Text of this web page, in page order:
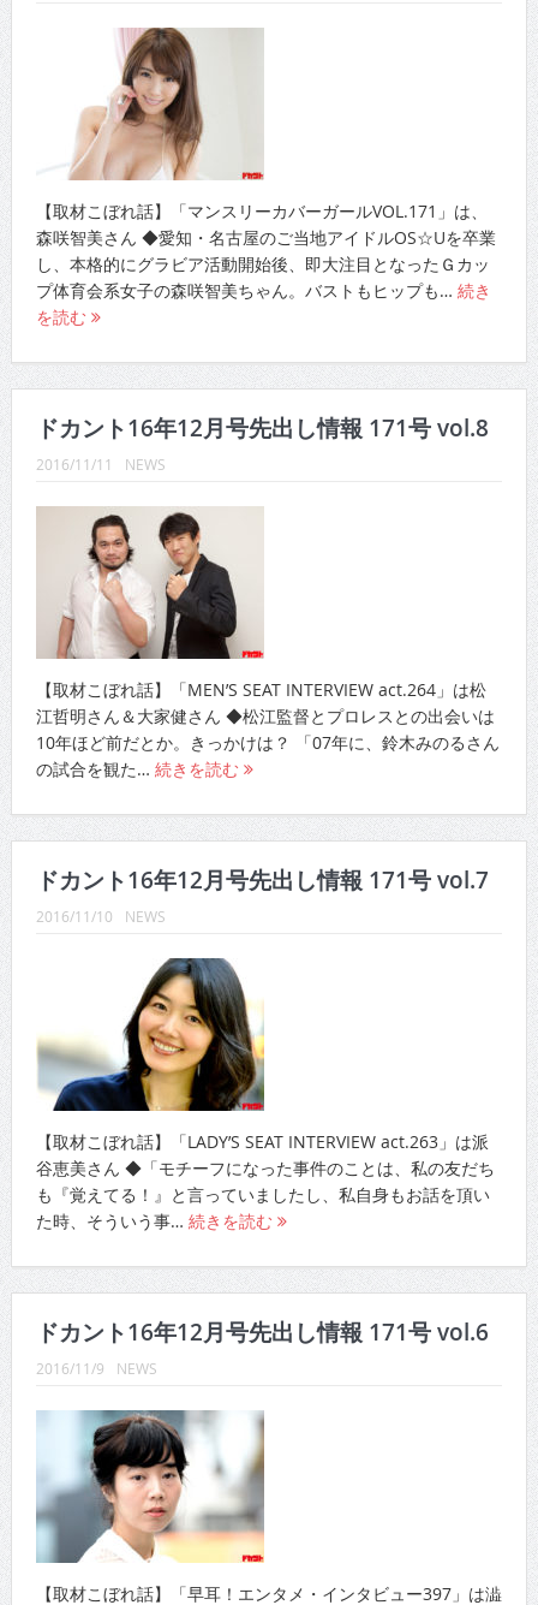
【取材こぼれ話】「マンスリーカバーガールVOL.171」は、
森咲智美さん ◆愛知・名古屋のご当地アイドルOS☆Uを卒業
し、本格的にグラビア活動開始後、即大注目となったＧカッ
プ体育会系女子の森咲智美ちゃん。バストもヒップも… 続き
を読む
ドカント16年12月号先出し情報 171号 vol.8
2016/11/11 NEWS
【取材こぼれ話】「MEN’S SEAT INTERVIEW act.264」は松
江哲明さん＆大家健さん ◆松江監督とプロレスとの出会いは
10年ほど前だとか。きっかけは？ 「07年に、鈴木みのるさん
の試合を観た… 続きを読む
ドカント16年12月号先出し情報 171号 vol.7
2016/11/10 NEWS
【取材こぼれ話】「LADY’S SEAT INTERVIEW act.263」は派
谷恵美さん ◆「モチーフになった事件のことは、私の友だち
も『覚えてる！』と言っていましたし、私自身もお話を頂い
た時、そういう事… 続きを読む
ドカント16年12月号先出し情報 171号 vol.6
2016/11/9 NEWS
【取材こぼれ話】「早耳！エンタメ・インタビュー397」は澁